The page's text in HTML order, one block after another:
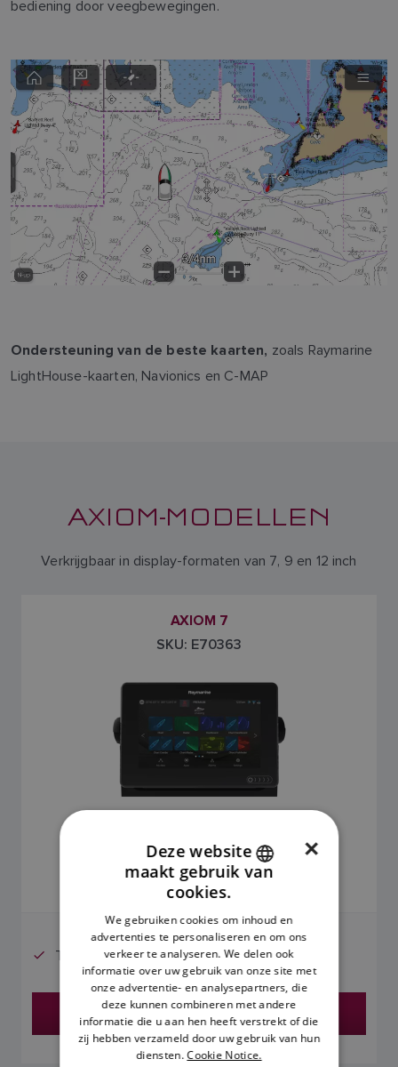
bediening door veegbewegingen.
Ondersteuning van de beste kaarten, zoals Raymarine
LightHouse-kaarten, Navionics en C-MAP
AXIOM-MODELLEN
Verkrijgbaar in display-formaten van 7, 9 en 12 inch
AXIOM 7
SKU: E70363
901,45 €
Prijzen zijn inclusief btw.
Transducer niet inbegrepen
Vind een dealer
ENGLISH
DANISH
ITALIAN
SWEDISH
GERMAN
DUTCH
×
Deze website
maakt gebruik van
cookies.
We gebruiken cookies om inhoud en
advertenties te personaliseren en om ons
verkeer te analyseren. We delen ook
informatie over uw gebruik van onze site met
onze advertentie- en analysepartners, die
deze kunnen combineren met andere
informatie die u aan hen heeft verstrekt of die
zij hebben verzameld door uw gebruik van hun
diensten. Cookie Notice.